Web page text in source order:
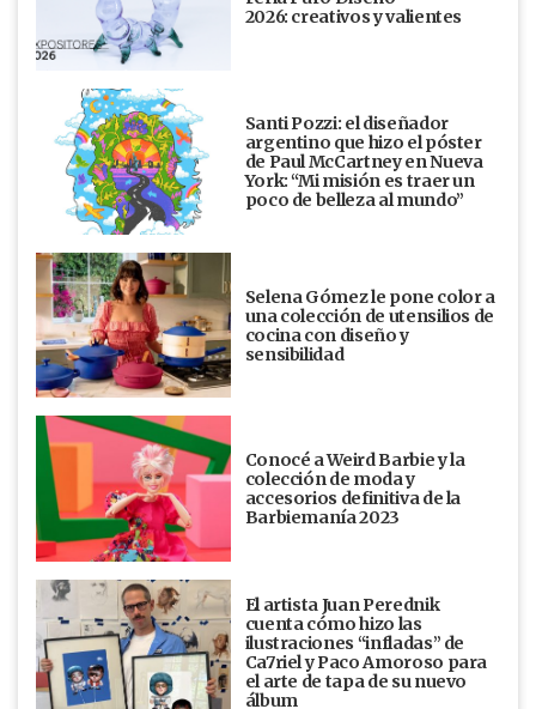
2026: creativos y valientes
Santi Pozzi: el diseñador
argentino que hizo el póster
de Paul McCartney en Nueva
York: “Mi misión es traer un
poco de belleza al mundo”
Selena Gómez le pone color a
una colección de utensilios de
cocina con diseño y
sensibilidad
Conocé a Weird Barbie y la
colección de moda y
accesorios definitiva de la
Barbiemanía 2023
El artista Juan Perednik
cuenta cómo hizo las
ilustraciones “infladas” de
Ca7riel y Paco Amoroso para
el arte de tapa de su nuevo
álbum